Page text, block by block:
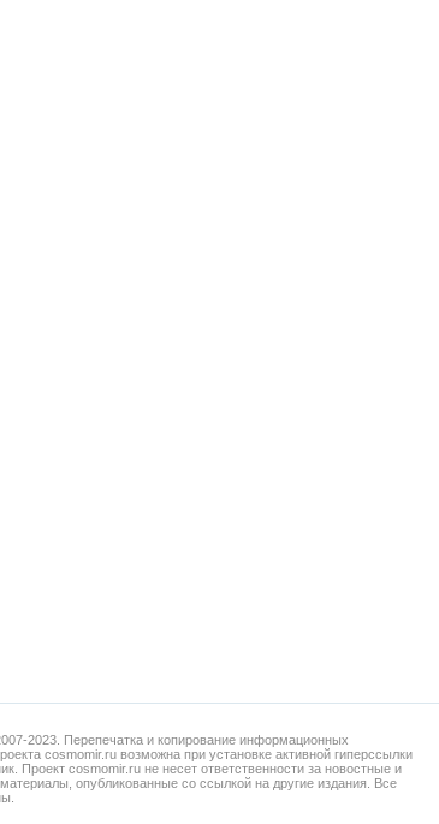
2023. Перепечатка и копирование информационных
cosmomir.ru возможна при установке активной гиперссылки
Проект cosmomir.ru не несет ответственности за новостные и
опубликованные со ссылкой на другие издания. Все